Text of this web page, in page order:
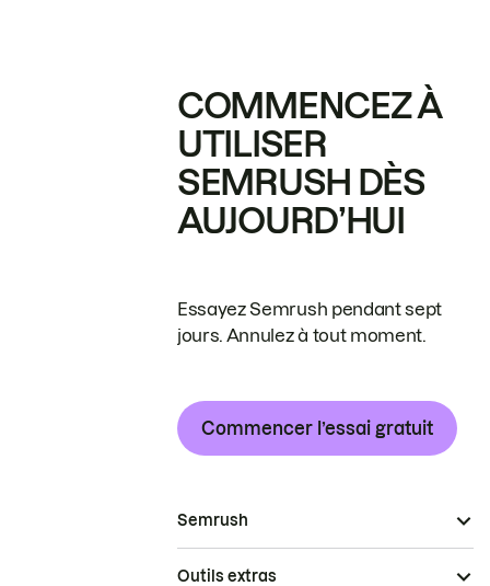
COMMENCEZ À
UTILISER
SEMRUSH DÈS
AUJOURD’HUI
Essayez Semrush pendant sept
jours. Annulez à tout moment.
Commencer l’essai gratuit
Semrush
Outils extras